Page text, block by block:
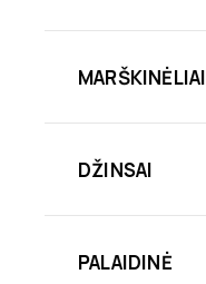
MARŠKINĖLIAI
DŽINSAI
PALAIDINĖ